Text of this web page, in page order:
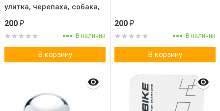
улитка, черепаха, собака,
кот
200 ₽
В наличии
В корзину
200 ₽
В наличии
В корзину